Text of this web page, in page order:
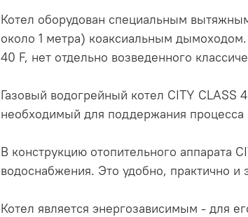
Котел оборудован специальным
около 1 метра) коаксиальным
40 F, нет отдельно возведенного
Газовый водогрейный котел CITY CLASS
необходимый для поддержания
В конструкцию отопительного аппарата
водоснабжения. Это удобно, практично и
Котел является энергозависимым - для